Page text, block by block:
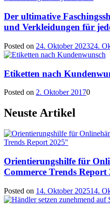
Der ultimative
und Verkleidungen für
Posted on 24. Oktober 202324.
Etiketten nach
Posted on 2. Oktober 20170
Neuste Artikel
Orientierungshilfe für
Commerce Trends Report
Posted on 14. Oktober 202514.